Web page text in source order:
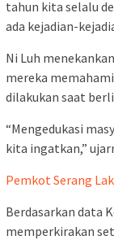
tahun kita selalu
ada kejadian-
Ni Luh
mereka
dilakukan saat
“Mengedukasi
kita ingatkan,”
Pemkot Serang
Berdasarkan data
memperkirakan